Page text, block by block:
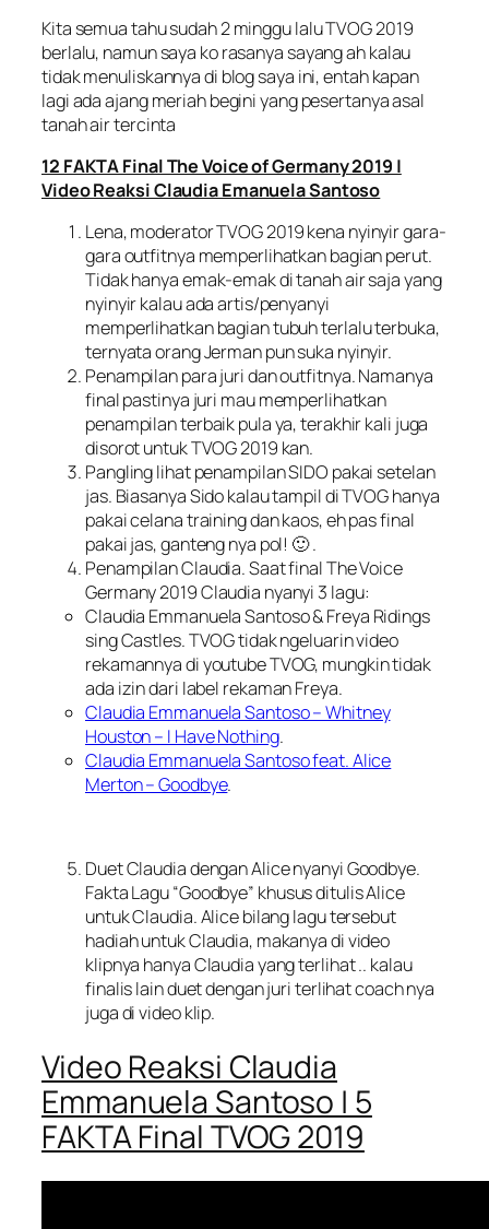
Kita semua tahu sudah 2 minggu lalu TVOG 2019
berlalu, namun saya ko rasanya sayang ah kalau
tidak menuliskannya di blog saya ini, entah kapan
lagi ada ajang meriah begini yang pesertanya asal
tanah air tercinta
12 FAKTA Final The Voice of Germany 2019 |
Video Reaksi Claudia Emanuela Santoso
Lena, moderator TVOG 2019 kena nyinyir gara-
gara outfitnya memperlihatkan bagian perut.
Tidak hanya emak-emak di tanah air saja yang
nyinyir kalau ada artis/penyanyi
memperlihatkan bagian tubuh terlalu terbuka,
ternyata orang Jerman pun suka nyinyir.
Penampilan para juri dan outfitnya. Namanya
final pastinya juri mau memperlihatkan
penampilan terbaik pula ya, terakhir kali juga
disorot untuk TVOG 2019 kan.
Pangling lihat penampilan SIDO pakai setelan
jas. Biasanya Sido kalau tampil di TVOG hanya
pakai celana training dan kaos, eh pas final
pakai jas, ganteng nya pol! 🙂 .
Penampilan Claudia. Saat final The Voice
Germany 2019 Claudia nyanyi 3 lagu:
Claudia Emmanuela Santoso & Freya Ridings
sing Castles. TVOG tidak ngeluarin video
rekamannya di youtube TVOG, mungkin tidak
ada izin dari label rekaman Freya.
Claudia Emmanuela Santoso – Whitney
Houston – I Have Nothing.
Claudia Emmanuela Santoso feat. Alice
Merton – Goodbye.
Duet Claudia dengan Alice nyanyi Goodbye.
Fakta Lagu “Goodbye” khusus ditulis Alice
untuk Claudia. Alice bilang lagu tersebut
hadiah untuk Claudia, makanya di video
klipnya hanya Claudia yang terlihat .. kalau
finalis lain duet dengan juri terlihat coach nya
juga di video klip.
Video Reaksi Claudia
Emmanuela Santoso | 5
FAKTA Final TVOG 2019